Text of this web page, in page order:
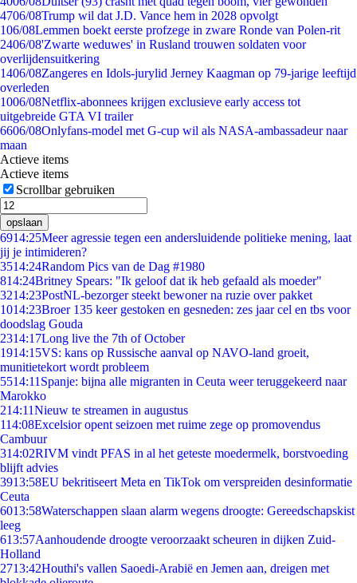
4706/08Trump wil dat J.D. Vance hem in 2028 opvolgt
106/08Lemmen boekt eerste profzege in zware Ronde van Polen-rit
2406/08'Zwarte weduwes' in Rusland trouwen soldaten voor
overlijdensuitkering
1406/08Zangeres en Idols-jurylid Jerney Kaagman op 79-jarige leeftijd
overleden
1006/08Netflix-abonnees krijgen exclusieve early access tot
uitgebreide GTA VI trailer
6606/08Onlyfans-model met G-cup wil als NASA-ambassadeur naar
maan
Actieve items
Actieve items
Scrollbar gebruiken
opslaan
6914:25Meer agressie tegen een andersluidende politieke mening, laat
jij je intimideren?
3514:24Random Pics van de Dag #1980
814:24Britney Spears: "Ik geloof dat ik heb gefaald als moeder"
3214:23PostNL-bezorger steekt bewoner na ruzie over pakket
1014:23Broer 135 keer gestoken en gesneden: zes jaar cel en tbs voor
doodslag Gouda
2314:17Long live the 7th of October
1914:15VS: kans op Russische aanval op NAVO-land groeit,
munitietekort wordt probleem
5514:11 Spanje: bijna alle migranten in Ceuta weer teruggekeerd naar
Marokko
214:11Nieuw te streamen in augustus
114:08Excelsior opent seizoen met ruime zege op promovendus
Cambuur
314:02RIVM vindt PFAS in al het geteste moedermelk, borstvoeding
blijft advies
3913:58EU bekritiseert Meta en TikTok om verspreiden desinformatie
Ceuta
6013:58Waterschappen slaan alarm wegens droogte: Gereedschapskist
leeg
613:57Aanhoudende droogte veroorzaakt scheuren in dijken Zuid-
Holland
2713:42Houthi's vallen Saoedi-Arabië en Jemen aan, dreigen met